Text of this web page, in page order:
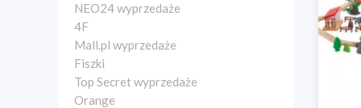
NEO24 wyprzedaże
4F
Mall.pl wyprzedaże
Fiszki
Top Secret wyprzedaże
Orange